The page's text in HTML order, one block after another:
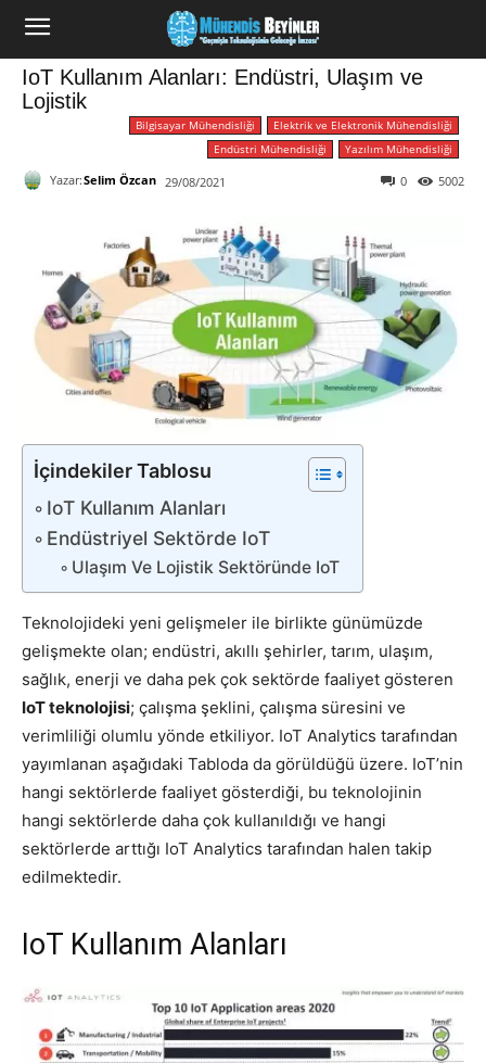
IoT Kullanım Alanları: Endüstri, Ulaşım ve
Lojistik
Bilgisayar Mühendisliği
Elektrik ve Elektronik Mühendisliği
Endüstri Mühendisliği
Yazılım Mühendisliği
Yazar:Selim Özcan 29/08/2021 5002
0
İçindekiler Tablosu
IoT Kullanım Alanları
Endüstriyel Sektörde IoT
Ulaşım Ve Lojistik Sektöründe IoT
Teknolojideki yeni gelişmeler ile birlikte günümüzde
gelişmekte olan; endüstri, akıllı şehirler, tarım, ulaşım,
sağlık, enerji ve daha pek çok sektörde faaliyet gösteren
IoT teknolojisi; çalışma şeklini, çalışma süresini ve
verimliliği olumlu yönde etkiliyor. IoT Analytics tarafından
yayımlanan aşağıdaki Tabloda da görüldüğü üzere. IoT’nin
hangi sektörlerde faaliyet gösterdiği, bu teknolojinin
hangi sektörlerde daha çok kullanıldığı ve hangi
sektörlerde arttığı IoT Analytics tarafından halen takip
edilmektedir.
IoT Kullanım Alanları